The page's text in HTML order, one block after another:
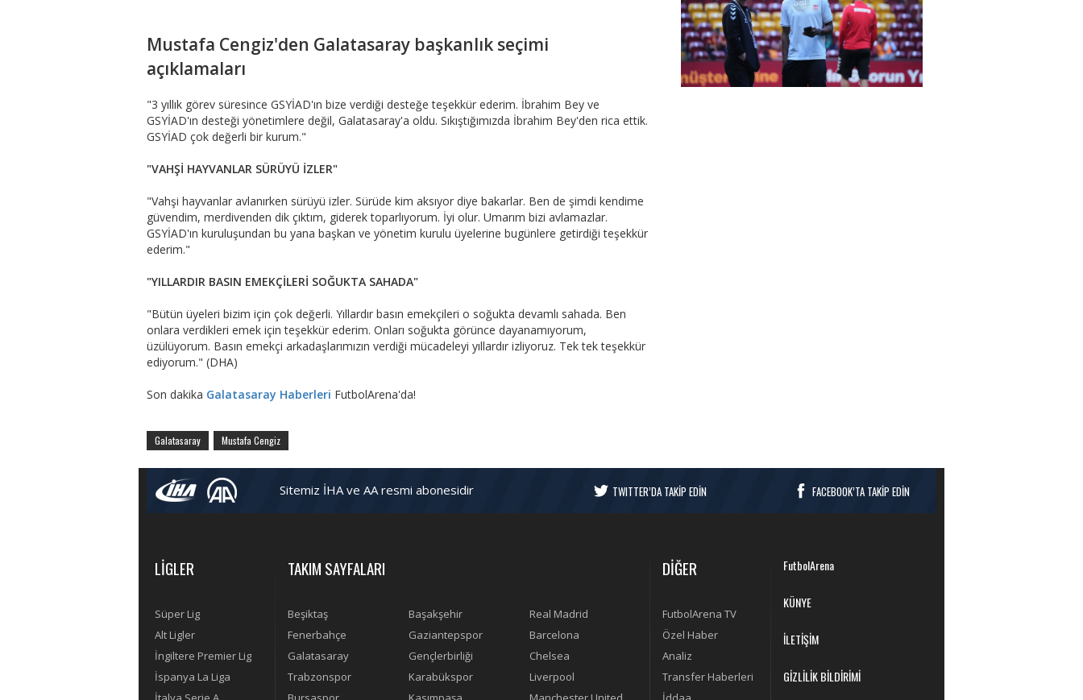
Mustafa Cengiz'den Galatasaray başkanlık seçimi
açıklamaları
"3 yıllık görev süresince GSYİAD'ın bize verdiği desteğe teşekkür ederim. İbrahim Bey ve
GSYİAD'ın desteği yönetimlere değil, Galatasaray'a oldu. Sıkıştığımızda İbrahim Bey'den rica ettik.
GSYİAD çok değerli bir kurum."
"VAHŞİ HAYVANLAR SÜRÜYÜ İZLER"
"Vahşi hayvanlar avlanırken sürüyü izler. Sürüde kim aksıyor diye bakarlar. Ben de şimdi kendime
güvendim, merdivenden dik çıktım, giderek toparlıyorum. İyi olur. Umarım bizi avlamazlar.
GSYİAD'ın kuruluşundan bu yana başkan ve yönetim kurulu üyelerine bugünlere getirdiği teşekkür
ederim."
"YILLARDIR BASIN EMEKÇİLERİ SOĞUKTA SAHADA"
"Bütün üyeleri bizim için çok değerli. Yıllardır basın emekçileri o soğukta devamlı sahada. Ben
onlara verdikleri emek için teşekkür ederim. Onları soğukta görünce dayanamıyorum,
üzülüyorum. Basın emekçi arkadaşlarımızın verdiği mücadeleyi yıllardır izliyoruz. Tek tek teşekkür
ediyorum." (DHA)
Son dakika Galatasaray Haberleri FutbolArena'da!
Galatasaray Mustafa Cengiz
Sitemiz İHA ve AA resmi abonesidir TWITTER’DA TAKİP EDİN FACEBOOK’TA TAKİP EDİN
LİGLER
Süper Lig
Alt Ligler
İngiltere Premier Lig
İspanya La Liga
TAKIM SAYFALARI
Beşiktaş Başakşehir
Real Madrid
Fenerbahçe
Gaziantepspor
Barcelona
Galatasaray
Gençlerbirliği
Chelsea
Trabzonspor
Karabükspor
Liverpool
DİĞER
FutbolArena TV
Özel Haber
Analiz
Transfer Haberleri
FutbolArena
KÜNYE
İLETİŞİM
GİZLİLİK BİLDİRİMİ